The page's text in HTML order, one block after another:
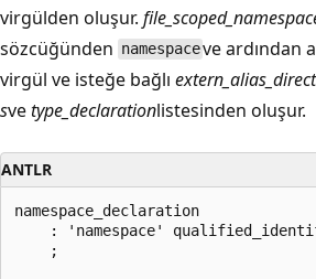
virgülden oluşur.
sözcüğünden namespaceve ardından
virgül ve isteğe bağlı
svetype_declarationlistesinden oluşur.
ANTLR
namespace_declaration
: 'namespace'
    ;